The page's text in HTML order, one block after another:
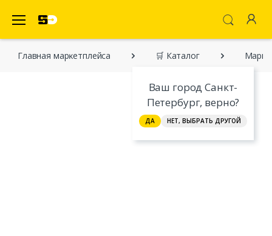
Ваш город Санкт-
Петербург, верно?
ДА НЕТ, ВЫБРАТЬ ДРУГОЙ
Главная марĸетплейса 🛒 Каталог